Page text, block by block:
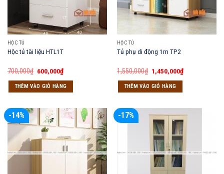
HỘC TỦ
Hộc tủ tài liệu HTL1T
700,000₫ Giá
gốc
là:
700,000₫.
600,000₫Giá
hiện
tại
là:
THÊM VÀO GIỎ HÀNG
HỘC TỦ
Tủ phụ di động 1m TP2
1,550,000₫ Giá
gốc
là:
1,550,000₫.
1,450,000₫Giá
hiện
THÊM VÀO GIỎ HÀNG
-14% -17%